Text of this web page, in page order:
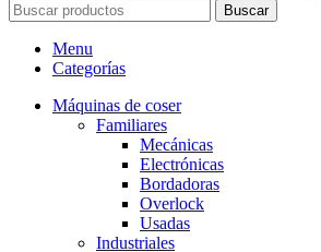
Buscar
Menu
Categorías
Máquinas de coser
Familiares
Mecánicas
Electrónicas
Bordadoras
Overlock
Usadas
Industriales